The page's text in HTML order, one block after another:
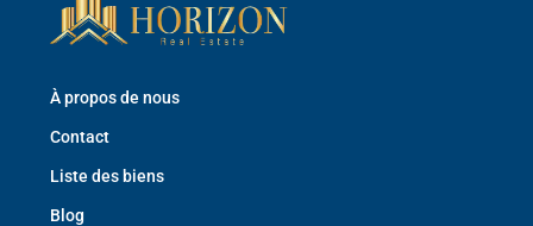
À propos de nous
Contact
Liste des biens
Blog